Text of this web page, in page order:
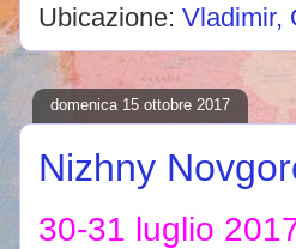
Ubicazione: Vladimir,
domenica 15 ottobre 2017
Nizhny
30-31 luglio